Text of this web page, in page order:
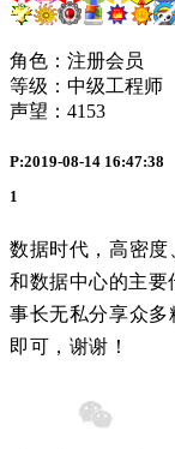
角色：注册会员
等级：中级工程师
声望： 4153
P:2019-08-14 16:47:38
1
数据时代，高密
和数据中心的主
事长无私分享众多
即可，谢谢！